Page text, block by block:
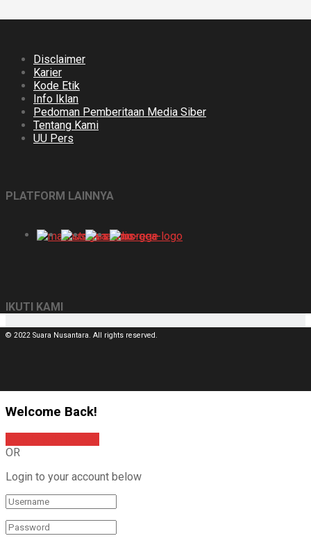
Disclaimer
Karier
Kode Etik
Info Iklan
Pedoman Pemberitaan Media Siber
Tentang Kami
UU Pers
PLATFORM LAINNYA
IKUTI KAMI
© 2022 Suara Nusantara. All rights reserved.
Welcome Back!
OR
Login to your account below